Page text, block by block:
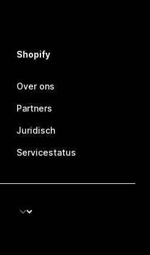
Shopify
Over ons
Partners
Juridisch
Servicestatus